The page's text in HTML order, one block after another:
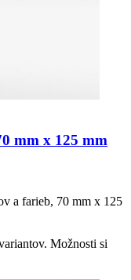
mm x 125 mm
a farieb, 70 mm x 125
Možnosti si